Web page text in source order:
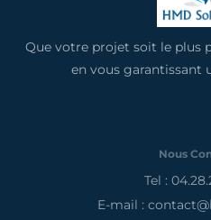
Que votre projet soit le plus
en vous garantissant
Nous
Tel :
E-mail :